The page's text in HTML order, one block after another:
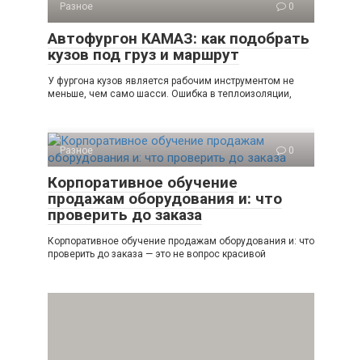
Разное 0
Автофургон КАМАЗ: как подобрать
кузов под груз и маршрут
У фургона кузов является рабочим инструментом не
меньше, чем само шасси. Ошибка в теплоизоляции,
Разное 0
Корпоративное обучение
продажам оборудования и: что
проверить до заказа
Корпоративное обучение продажам оборудования и: что
проверить до заказа — это не вопрос красивой